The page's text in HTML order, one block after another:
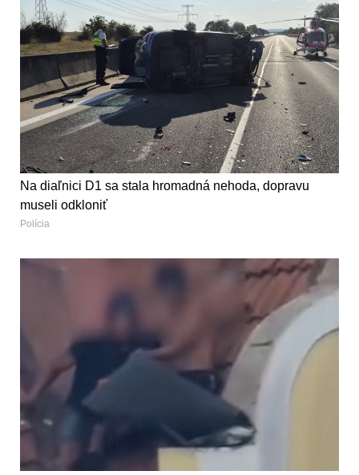
Na diaľnici D1 sa stala hromadná nehoda, dopravu
museli odkloniť
Polícia